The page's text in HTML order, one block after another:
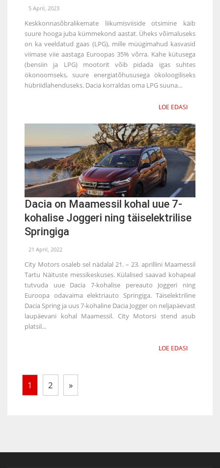
5 April, 2023
Keskkonnasõbralikemate liikumisviiside otsimine käib
suure hooga juba kümmekond aastat. Üheks võimaluseks
on ka veeldatud gaas (LPG), mille müügimahud kasvasid
viimase viie aastaga Euroopas 35% võrra. Kahe kütusega
(bensiin ja LPG) mootorit võib pidada igas suhtes
ökonoomseks, suure energiatõhususega ökoloogiliseks
hübriidlahenduseks. Dacia korraldas oma LPG suuna...
LOE EDASI
Dacia on Maamessil kohal uue 7-
kohalise Joggeri ning täiselektrilise
Springiga
21 April, 2022
City Motors osaleb sel nädalal 21. – 23. aprillini Maamessil
Tartu Näituste messikeskuses. Külalised saavad kohapeal
tutvuda uue Dacia 7-kohalise pereauto Joggeri ning
Euroopa odavaima elektriauto Springiga. Täiselektriline
Dacia Spring ja uus 7-kohaline Dacia Jogger on neljapäevast
laupäevani kohal Maamessil. City Motorsi stend asub
platsil...
LOE EDASI
1 2 »